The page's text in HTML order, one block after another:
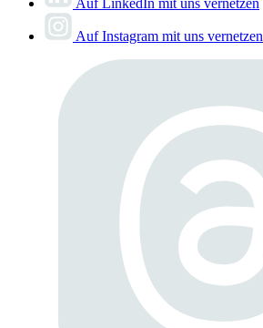
Auf LinkedIn mit uns vernetzen
Auf Instagram mit uns vernetzen